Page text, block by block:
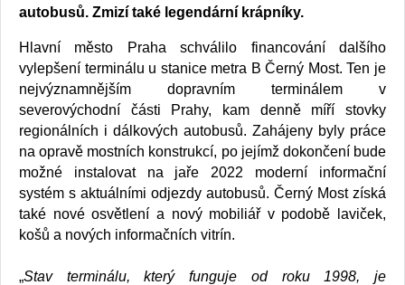
autobusů. Zmizí také legendární krápníky.
Hlavní město Praha schválilo financování dalšího
vylepšení terminálu u stanice metra B Černý Most. Ten je
nejvýznamnějším dopravním terminálem v
severovýchodní části Prahy, kam denně míří stovky
regionálních i dálkových autobusů. Zahájeny byly práce
na opravě mostních konstrukcí, po jejímž dokončení bude
možné instalovat na jaře 2022 moderní informační
systém s aktuálními odjezdy autobusů. Černý Most získá
také nové osvětlení a nový mobiliář v podobě laviček,
košů a nových informačních vitrín.
„Stav terminálu, který funguje od roku 1998, je